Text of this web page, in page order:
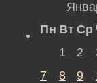
Пн Вт Ср
1
2
7
8 9